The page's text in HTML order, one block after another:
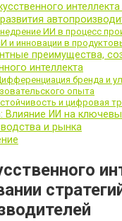
ИИ в процесс
и инновации в
преимущества,
интеллекта
бренда и
опыта
и цифровая
Влияние ИИ на
и рынка